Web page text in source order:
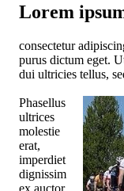
Lorem
consectetur
purus dictum eget.
dui ultricies tellus,
Phasellus
ultrices
molestie
erat,
imperdiet
dignissim
ex auctor